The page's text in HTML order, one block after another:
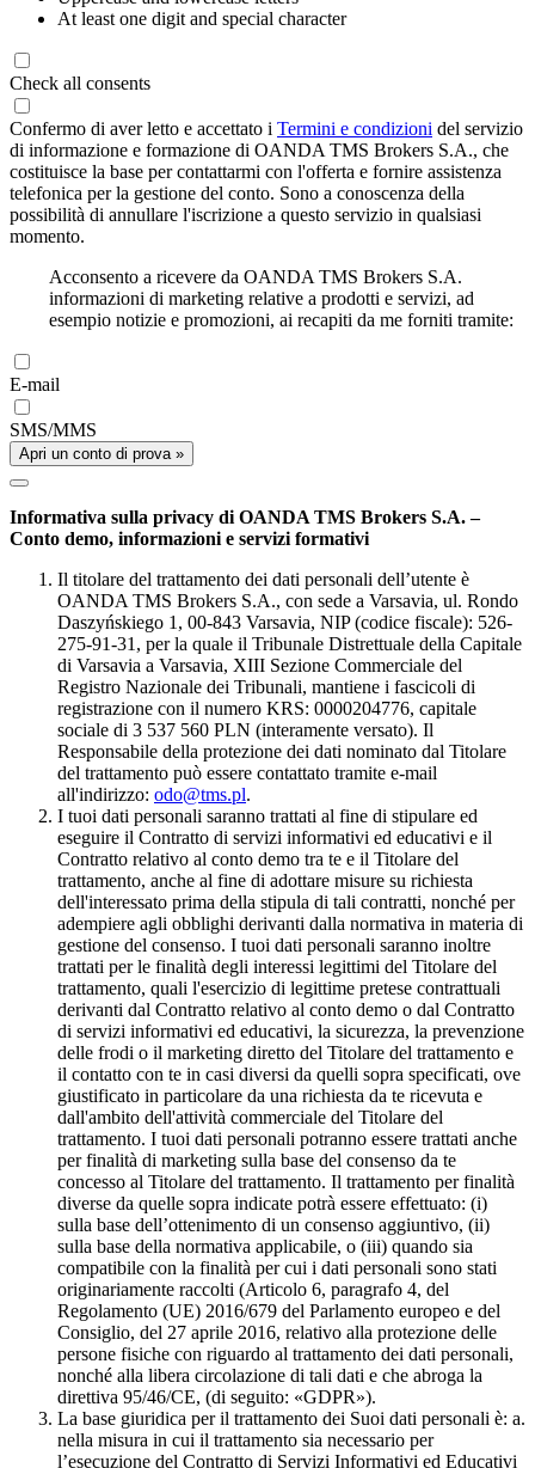
At least one digit and special character
Check all consents
Confermo di aver letto e accettato i Termini e condizioni del servizio
di informazione e formazione di OANDA TMS Brokers S.A., che
costituisce la base per contattarmi con l'offerta e fornire assistenza
telefonica per la gestione del conto. Sono a conoscenza della
possibilità di annullare l'iscrizione a questo servizio in qualsiasi
momento.
Acconsento a ricevere da OANDA TMS Brokers S.A.
informazioni di marketing relative a prodotti e servizi, ad
esempio notizie e promozioni, ai recapiti da me forniti tramite:
E-mail
SMS/MMS
Apri un conto di prova »
Informativa sulla privacy di OANDA TMS Brokers S.A. –
Conto demo, informazioni e servizi formativi
Il titolare del trattamento dei dati personali dell’utente è
OANDA TMS Brokers S.A., con sede a Varsavia, ul. Rondo
Daszyńskiego 1, 00-843 Varsavia, NIP (codice fiscale): 526-
275-91-31, per la quale il Tribunale Distrettuale della Capitale
di Varsavia a Varsavia, XIII Sezione Commerciale del
Registro Nazionale dei Tribunali, mantiene i fascicoli di
registrazione con il numero KRS: 0000204776, capitale
sociale di 3 537 560 PLN (interamente versato). Il
Responsabile della protezione dei dati nominato dal Titolare
del trattamento può essere contattato tramite e-mail
all'indirizzo: odo@tms.pl.
I tuoi dati personali saranno trattati al fine di stipulare ed
eseguire il Contratto di servizi informativi ed educativi e il
Contratto relativo al conto demo tra te e il Titolare del
trattamento, anche al fine di adottare misure su richiesta
dell'interessato prima della stipula di tali contratti, nonché per
adempiere agli obblighi derivanti dalla normativa in materia di
gestione del consenso. I tuoi dati personali saranno inoltre
trattati per le finalità degli interessi legittimi del Titolare del
trattamento, quali l'esercizio di legittime pretese contrattuali
derivanti dal Contratto relativo al conto demo o dal Contratto
di servizi informativi ed educativi, la sicurezza, la prevenzione
delle frodi o il marketing diretto del Titolare del trattamento e
il contatto con te in casi diversi da quelli sopra specificati, ove
giustificato in particolare da una richiesta da te ricevuta e
dall'ambito dell'attività commerciale del Titolare del
trattamento. I tuoi dati personali potranno essere trattati anche
per finalità di marketing sulla base del consenso da te
concesso al Titolare del trattamento. Il trattamento per finalità
diverse da quelle sopra indicate potrà essere effettuato: (i)
sulla base dell’ottenimento di un consenso aggiuntivo, (ii)
sulla base della normativa applicabile, o (iii) quando sia
compatibile con la finalità per cui i dati personali sono stati
originariamente raccolti (Articolo 6, paragrafo 4, del
Regolamento (UE) 2016/679 del Parlamento europeo e del
Consiglio, del 27 aprile 2016, relativo alla protezione delle
persone fisiche con riguardo al trattamento dei dati personali,
nonché alla libera circolazione di tali dati e che abroga la
direttiva 95/46/CE, (di seguito: «GDPR»).
La base giuridica per il trattamento dei Suoi dati personali è: a.
nella misura in cui il trattamento sia necessario per
l’esecuzione del Contratto di Servizi Informativi ed Educativi